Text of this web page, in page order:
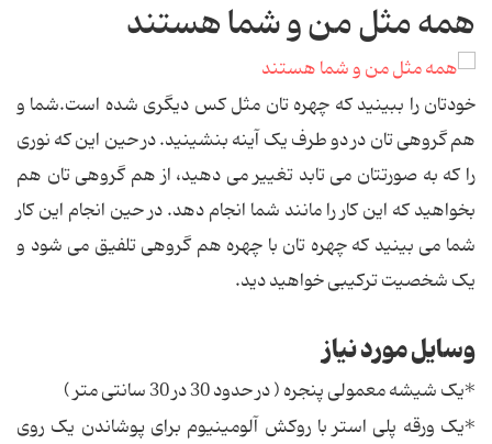
همه مثل من و شما هستند
خودتان را ببینید که چهره تان مثل کس دیگری شده است.شما و
هم گروهی تان در دو طرف یک آینه بنشینید. در حین این که نوری
را که به صورتتان می تابد تغییر می دهید، از هم گروهی تان هم
بخواهید که این کار را مانند شما انجام دهد. در حین انجام این کار
شما می بینید که چهره تان با چهره هم گروهی تلفیق می شود و
یک شخصیت ترکیبی خواهید دید.
وسایل مورد نیاز
*یک شیشه معمولی پنجره ( در حدود 30 در 30 سانتی متر )
*یک ورقه پلی استر با روکش آلومینیوم برای پوشاندن یک روی